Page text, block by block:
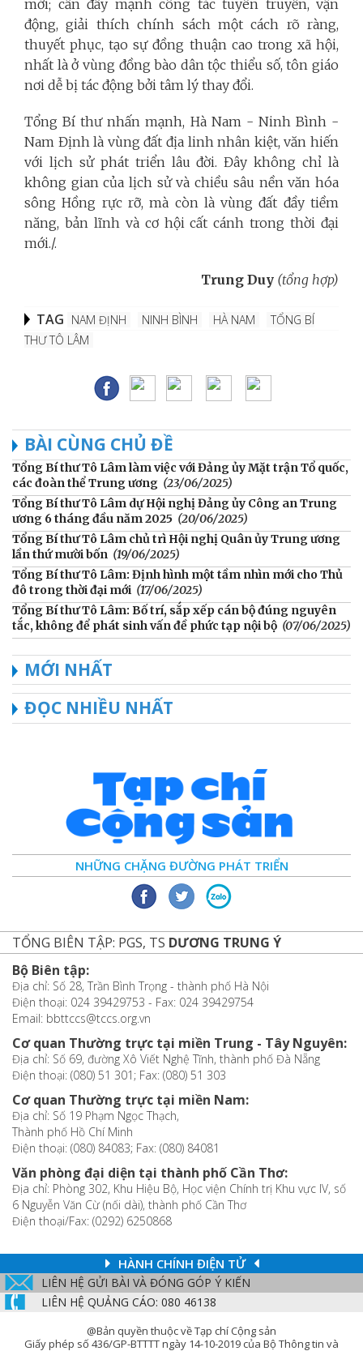
mới; cần đẩy mạnh công tác tuyên truyền, vận
động, giải thích chính sách một cách rõ ràng,
thuyết phục, tạo sự đồng thuận cao trong xã hội,
nhất là ở vùng đồng bào dân tộc thiểu số, tôn giáo
nơi dễ bị tác động bởi tâm lý thay đổi.
Tổng Bí thư nhấn mạnh, Hà Nam - Ninh Bình -
Nam Định là vùng đất địa linh nhân kiệt, văn hiến
với lịch sử phát triển lâu đời. Đây không chỉ là
không gian của lịch sử và chiều sâu nền văn hóa
sông Hồng rực rỡ, mà còn là vùng đất đầy tiềm
năng, bản lĩnh và cơ hội cất cánh trong thời đại
mới./.
Trung Duy (tổng hợp)
TAG NAM ĐỊNH NINH BÌNH HÀ NAM
TỔNG BÍ
THƯ TÔ LÂM
BÀI CÙNG CHỦ ĐỀ
Tổng Bí thư Tô Lâm làm việc với Đảng ủy Mặt trận Tổ quốc,
các đoàn thể Trung ương (23/06/2025)
Tổng Bí thư Tô Lâm dự Hội nghị Đảng ủy Công an Trung
ương 6 tháng đầu năm 2025 (20/06/2025)
Tổng Bí thư Tô Lâm chủ trì Hội nghị Quân ủy Trung ương
lần thứ mười bốn (19/06/2025)
Tổng Bí thư Tô Lâm: Định hình một tầm nhìn mới cho Thủ
đô trong thời đại mới (17/06/2025)
Tổng Bí thư Tô Lâm: Bố trí, sắp xếp cán bộ đúng nguyên
tắc, không để phát sinh vấn đề phức tạp nội bộ (07/06/2025)
MỚI NHẤT
ĐỌC NHIỀU NHẤT
NHỮNG CHẶNG ĐƯỜNG PHÁT TRIỂN
TỔNG BIÊN TẬP: PGS, TS DƯƠNG TRUNG Ý
Bộ Biên tập:
Địa chỉ: Số 28, Trần Bình Trọng - thành phố Hà Nội
Điện thoại: 024 39429753 - Fax: 024 39429754
Email: bbttccs@tccs.org.vn
Cơ quan Thường trực tại miền Trung - Tây Nguyên:
Địa chỉ: Số 69, đường Xô Viết Nghệ Tĩnh, thành phố Đà Nẵng
Điện thoại: (080) 51 301; Fax: (080) 51 303
Cơ quan Thường trực tại miền Nam:
Địa chỉ: Số 19 Phạm Ngọc Thạch,
Thành phố Hồ Chí Minh
Điện thoại: (080) 84083; Fax: (080) 84081
Văn phòng đại diện tại thành phố Cần Thơ:
Địa chỉ: Phòng 302, Khu Hiệu Bộ, Học viện Chính trị Khu vực IV, số
6 Nguyễn Văn Cừ (nối dài), thành phố Cần Thơ
Điện thoại/Fax: (0292) 6250868
HÀNH CHÍNH ĐIỆN TỬ
LIÊN HỆ GỬI BÀI VÀ ĐÓNG GÓP Ý KIẾN
LIÊN HỆ QUẢNG CÁO: 080 46138
@Bản quyền thuộc về Tạp chí Cộng sản
Giấy phép số 436/GP-BTTTT ngày 14-10-2019 của Bộ Thông tin và